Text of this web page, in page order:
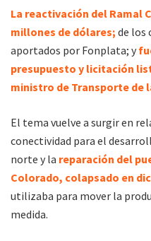
La reactivación del Ramal
millones de dólares; de los
aportados por Fonplata; y
presupuesto y licitación
ministro de Transporte de
El tema vuelve a surgir en
conectividad para el
norte y la reparación del
Colorado, colapsado en
utilizaba para mover la
medida.